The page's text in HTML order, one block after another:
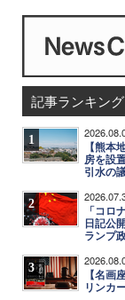
記事ランキング
1
【熊本
房を設
引水の
2
「コロ
日記公
ランプ
3
【名画
リンカ